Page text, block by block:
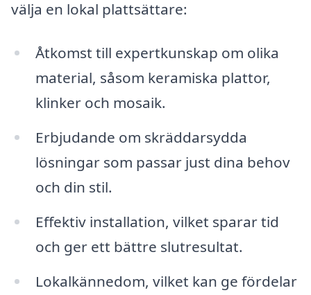
välja en lokal plattsättare:
Åtkomst till expertkunskap om olika
material, såsom keramiska plattor,
klinker och mosaik.
Erbjudande om skräddarsydda
lösningar som passar just dina behov
och din stil.
Effektiv installation, vilket sparar tid
och ger ett bättre slutresultat.
Lokalkännedom, vilket kan ge fördelar